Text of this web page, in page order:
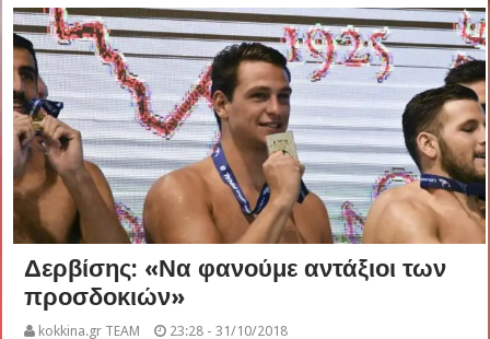
Δερβίσης: «Να φανούμε αντάξιοι των
προσδοκιών»
kokkina.gr TEAM 23:28 - 31/10/2018